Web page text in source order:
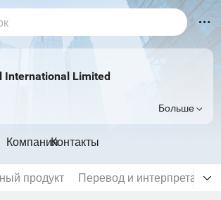
International Limited
Больше
КомпанияКонтакты
продукт Перевод и интерпретация